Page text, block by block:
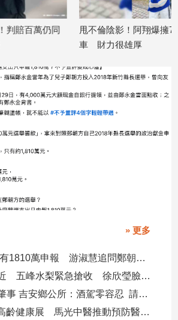
甩不倫陰影！阿翔爆擁7千萬豪宅、換新
» 更多
4000萬借款只有1810萬申報 游淑慧追問鄭朝方：2190萬差額去哪了
白海豚颱風逼近 五峰水梨緊急搶收 徐欣瑩臉書急呼「搶救五峰水梨」
副主任涉酒駕肇事 吉安鄉公所：酒駕零容忍 請辭獲准
攜AI科技參展高齡健康展 馬光中醫推動預防醫學迎接長壽新經濟